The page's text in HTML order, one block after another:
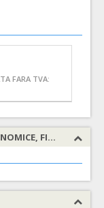
FARA TVA:
SECTIUNEA III: INFORMATII JURIDICE, ECONOMICE, FINANCIARE SI TEHNICE